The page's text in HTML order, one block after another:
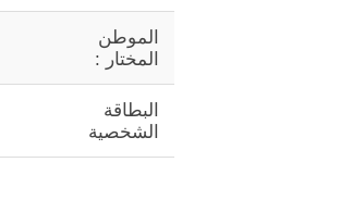
الموطن
المختار :
البطاقة
الشخصية